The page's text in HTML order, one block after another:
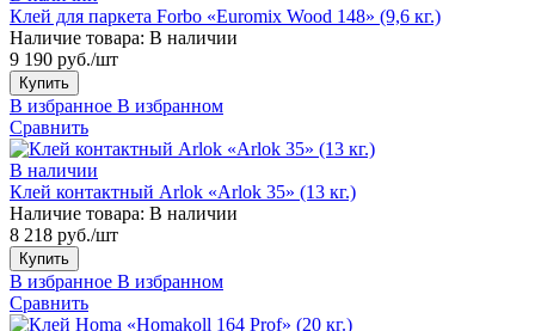
Клей для паркета Forbo «Euromix Wood 148» (9,6 кг.)
Наличие товара: В наличии
9 190 руб./шт
Купить
В избранное В избранном
Сравнить
В наличии
Клей контактный Arlok «Arlok 35» (13 кг.)
Наличие товара: В наличии
8 218 руб./шт
Купить
В избранное В избранном
Сравнить